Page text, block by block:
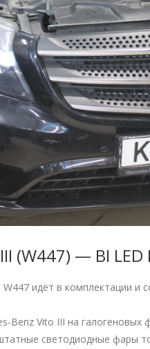
(W447) — BI LED
идёт в комплектации
Benz Vito III на галогеновых
светодиодные фары